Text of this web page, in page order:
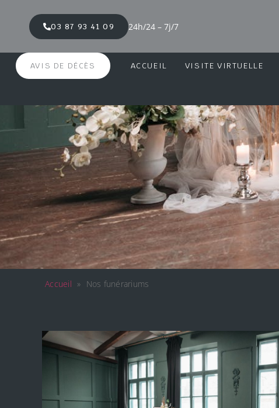
03 87 93 41 09 24h/24 – 7j/7
AVIS DE DÉCÈS ACCUEIL VISITE VIRTUELLE
Accueil » Nos funérariums